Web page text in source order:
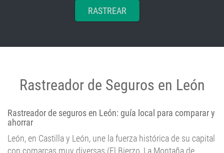
Rastreador de seguros en León: guía local para comparar y
León, en Castilla y León, une la fuerza histórica de su capital
con comarcas muy diversas (El Bierzo, La Montaña de
Riaño, Babia, Laciana o La Maragatería). Esa mezcla de